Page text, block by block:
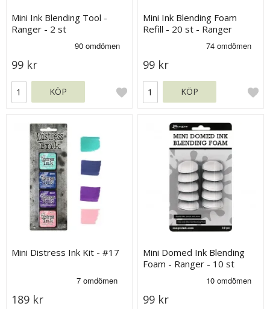
Mini Ink Blending Tool -
Ranger - 2 st
99 kr
KÖP
Mini Ink Blending Foam
Refill - 20 st - Ranger
99 kr
KÖP
Mini Distress Ink Kit - #17
189 kr
Mini Domed Ink Blending
Foam - Ranger - 10 st
99 kr